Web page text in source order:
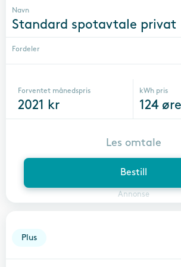
Navn
Standard spotavtale privat
Fordeler
Forventet månedspris
2021 kr
kWh pris
124øre
Bestill
Annonse
Les omtale
Plus